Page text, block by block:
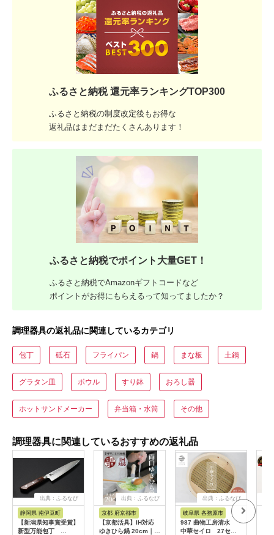
ふるさと納税 還元率ランキングTOP300
ふるさと納税の制度改定後もお得な
返礼品はまだまだたくさんあります！
ふるさと納税でポイント大量GET！
ふるさと納税でAmazonギフトコードなど
ポイントがお得にもらえるって知ってましたか？
調理器具の返礼品に関連しているカテゴリ
包丁 砥石 フライパン 鍋 まな板 土鍋
グラタン皿 ボウル すり鉢 おろし器
ホットサンドメーカー 弁当箱・水筒 その他
調理器具に関連しているおすすめの返礼品
出典：ふるなび
静岡県 南伊豆町
【新潟県知事賞受賞】
新型万能包丁
出典：ふるなび
京都 府京都市
【京都活具】IH対応
ゆきひら鍋 20cm｜調
出典：ふるなび
岐阜県 各務原市
987 曲物工房清水
中華セイロ 27セン